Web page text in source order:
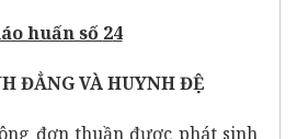
huấn số 24
ĐẲNG VÀ HUYNH ĐỆ
đơn thuần được phát sinh